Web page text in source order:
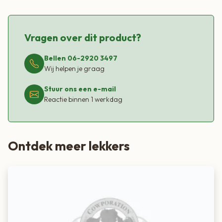
Vragen over dit product?
Bellen 06-2920 3497
Wij helpen je graag
Stuur ons een e-mail
Reactie binnen 1 werkdag
Ontdek meer lekkers